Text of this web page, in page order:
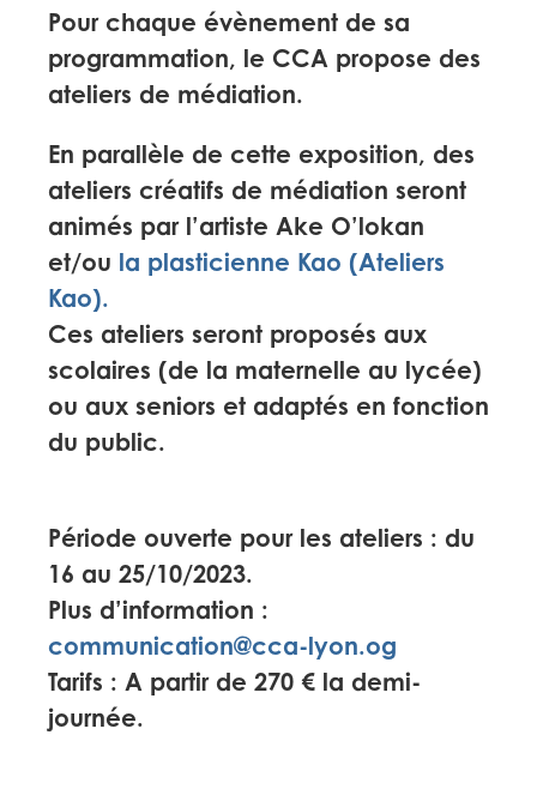
Pour chaque évènement de sa
programmation, le CCA propose des
ateliers de médiation.
En parallèle de cette exposition, des
ateliers créatifs de médiation seront
animés par l’artiste Ake O’lokan
et/ou
la plasticienne Kao (Ateliers
Kao).
Ces ateliers seront proposés aux
scolaires (de la maternelle au lycée)
ou aux seniors et adaptés en fonction
du public.
Période ouverte pour les ateliers : du
16 au 25/10/2023.
Plus d’information :
communication@cca-lyon.og
Tarifs : A partir de 270 € la demi-
journée.